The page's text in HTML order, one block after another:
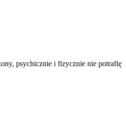
psychicznie i fizycznie nie potrafię